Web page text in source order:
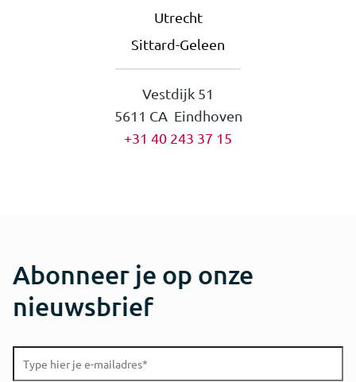
Utrecht
Sittard-Geleen
Vestdijk 51
5611 CA Eindhoven
+31 40 243 37 15
Abonneer je op onze
nieuwsbrief